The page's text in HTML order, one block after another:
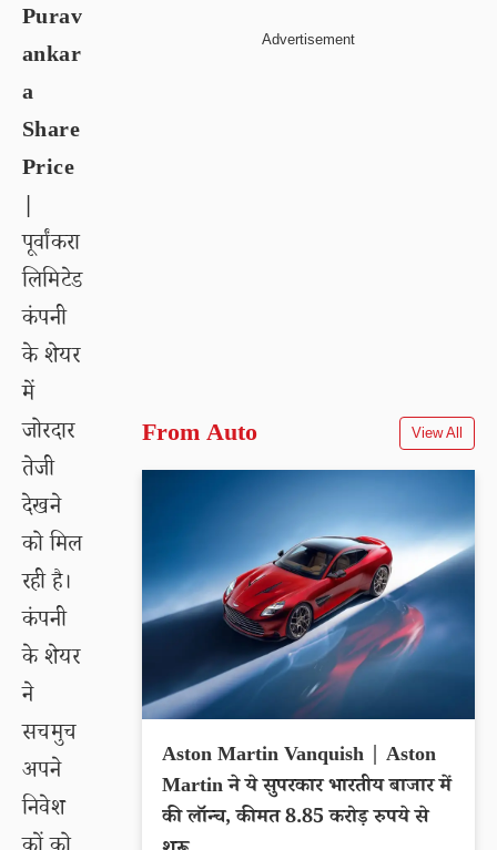
Purav
ankar
a
Share
Price
|
पूर्वांकरा
लिमिटेड
कंपनी
के शेयर
में
जोरदार
तेजी
देखने
को मिल
रही है।
कंपनी
के शेयर
ने
सचमुच
अपने
निवेश
From Auto View All
Aston Martin Vanquish | Aston
Martin ने ये सुपरकार भारतीय बाजार में
की लॉन्च, कीमत 8.85 करोड़ रुपये से